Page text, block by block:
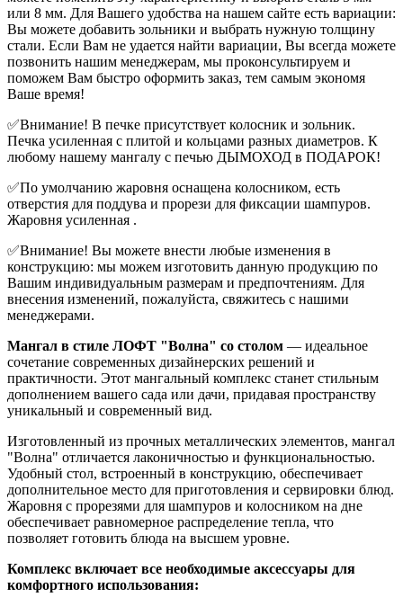
или 8 мм. Для Вашего удобства на нашем сайте есть вариации:
Вы можете добавить зольники и выбрать нужную толщину
стали. Если Вам не удается найти вариации, Вы всегда можете
позвонить нашим менеджерам, мы проконсультируем и
поможем Вам быстро оформить заказ, тем самым экономя
Ваше время!
✅Внимание! В печке присутствует колосник и зольник.
Печка усиленная с плитой и кольцами разных диаметров. К
любому нашему мангалу с печью ДЫМОХОД в ПОДАРОК!
✅По умолчанию жаровня оснащена колосником, есть
отверстия для поддува и прорези для фиксации шампуров.
Жаровня усиленная .
✅Внимание! Вы можете внести любые изменения в
конструкцию: мы можем изготовить данную продукцию по
Вашим индивидуальным размерам и предпочтениям. Для
внесения изменений, пожалуйста, свяжитесь с нашими
менеджерами.
Мангал в стиле ЛОФТ "Волна" со столом — идеальное
сочетание современных дизайнерских решений и
практичности. Этот мангальный комплекс станет стильным
дополнением вашего сада или дачи, придавая пространству
уникальный и современный вид.
Изготовленный из прочных металлических элементов, мангал
"Волна" отличается лаконичностью и функциональностью.
Удобный стол, встроенный в конструкцию, обеспечивает
дополнительное место для приготовления и сервировки блюд.
Жаровня с прорезями для шампуров и колосником на дне
обеспечивает равномерное распределение тепла, что
позволяет готовить блюда на высшем уровне.
Комплекс включает все необходимые аксессуары для
комфортного использования: